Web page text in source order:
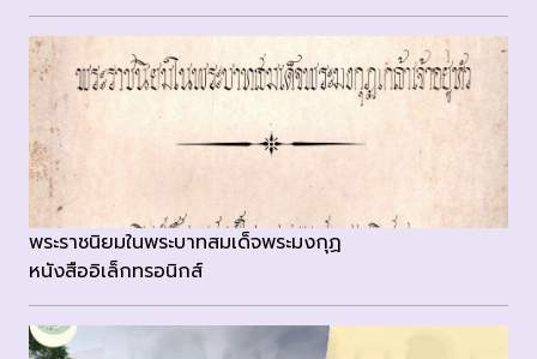
พระราชนิยมในพระบาทสมเด็จพระมงกุฏ
หนังสืออิเล็กทรอนิกส์